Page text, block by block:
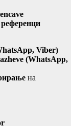
Viber)
(WhatsApp,
на